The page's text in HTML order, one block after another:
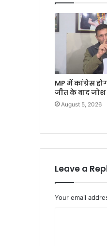
MP में कांग्रेस
जीत के बाद जोश
August 5, 2026
Leave a
Your email